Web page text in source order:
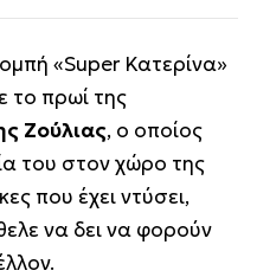
«Super Κατερίνα»
το πρωί της
Ζούλιας, ο οποίος
του στον χώρο της
που έχει ντύσει,
να δει να φορούν